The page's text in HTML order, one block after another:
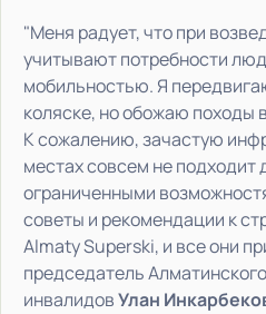
"Меня радует, что при
учитывают потребности
мобильностью. Я
коляске, но обожаю походы
К сожалению, зачастую
местах совсем не подходит
ограниченными
советы и рекомендации к
Almaty Superski, и все они
председатель
инвалидовУлан